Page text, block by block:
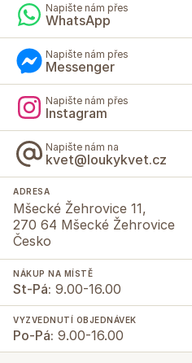
Napište nám přes
WhatsApp
Napište nám přes
Messenger
Napište nám přes
Instagram
Napište nám na
kvet@loukykvet.cz
ADRESA
Mšecké Žehrovice 11,
270 64 Mšecké Žehrovice
Česko
NÁKUP NA MÍSTĚ
St-Pá: 9.00-16.00
VYZVEDNUTÍ OBJEDNÁVEK
Po-Pá: 9.00-16.00